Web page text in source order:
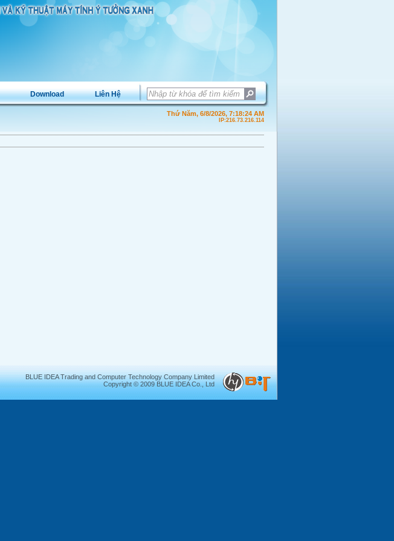
Download Liên Hệ
Thứ Năm, 6/8/2026, 7:18:24 AM
IP:216.73.216.114
BLUE IDEA Trading and Computer Technology Company Limited
Copyright © 2009 BLUE IDEA Co., Ltd